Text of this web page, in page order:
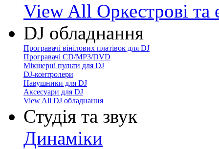
View All Оркестрові та
DJ обладнання
Програвачі вінілових платівок для DJ
Програвачі CD/MP3/DVD
Мікшерні пульти для DJ
DJ-контролери
Навушники для DJ
Аксесуари для DJ
View All DJ обладнання
Студія та звук
Динаміки